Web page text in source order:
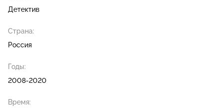
Детектив
Страна:
Россия
Годы:
2008-2020
Время: